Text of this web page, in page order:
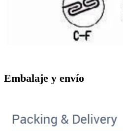
Embalaje y envío